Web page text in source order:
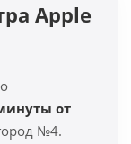
Apple
от
№4.